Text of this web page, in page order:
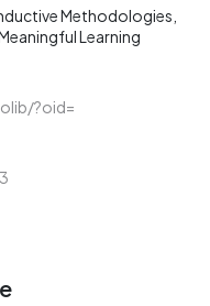
Methodologies
Learning
?oid=